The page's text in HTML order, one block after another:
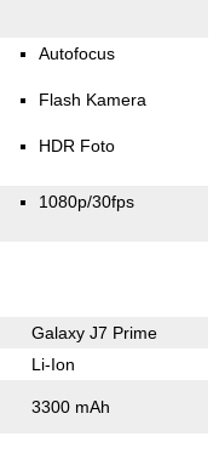
Autofocus
Flash Kamera
HDR Foto
1080p/30fps
Galaxy J7 Prime
Li-Ion
3300 mAh